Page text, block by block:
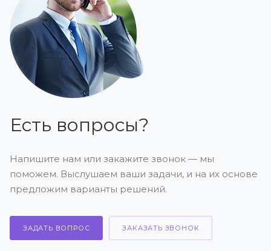
Есть вопросы?
Напишите нам или закажите звонок — мы
поможем. Выслушаем ваши задачи, и на их основе
предложим варианты решений.
ЗАДАТЬ ВОПРОС ЗАКАЗАТЬ ЗВОНОК